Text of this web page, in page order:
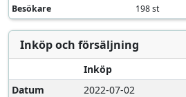
Besökare
198 st
Inköp och försäljning
Inköp
Datum
2022-07-02